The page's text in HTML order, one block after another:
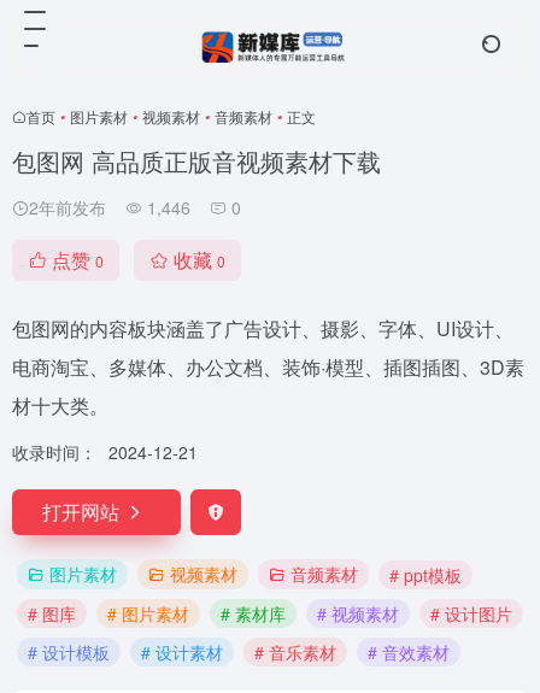
首页 • 图片素材 • 视频素材 • 音频素材 • 正文
包图网 高品质正版音视频素材下载
2年前发布 1,446 0
点赞 0 收藏 0
包图网的内容板块涵盖了广告设计、摄影、字体、UI设计、
电商淘宝、多媒体、办公文档、装饰·模型、插图插图、3D素
材十大类。
收录时间： 2024-12-21
打开网站
图片素材 视频素材 音频素材
# ppt模板
# 图库
# 图片素材 # 素材库 # 视频素材
# 设计图片
# 设计模板
# 设计素材 # 音乐素材 # 音效素材